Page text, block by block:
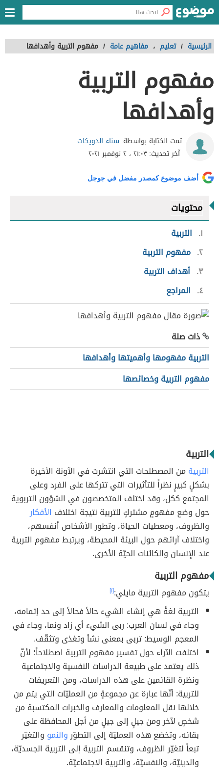
الرئيسية / تعليم ، مفاهيم عامة / مفهوم التربية وأهدافها
مفهوم التربية
وأهدافها
تمت الكتابة بواسطة:سناء الدويكات
آخر تحديث:٢١:٠٣ ، ٢ نوفمبر ٢٠٢١
أضف موضوع كمصدر مفضل في جوجل
محتويات
١
التربية
٢ مفهوم التربية
٣ أهداف التربية
٤
المراجع
ذات صلة
التربية مفهومها وأهميتها وأهدافها
مفهوم التربية وخصائصها
التربية
التربية من المصطلحات التي انتشرت في الآونة الأخيرة
بشكلٍ كبيرٍ نظراً للتأثيرات التي تتركها على الفرد وعلى
المجتمع ككل، وقد اختلف المتخصصون في الشؤون التربوية
حول وضع مفهومٍ مشتركٍ للتربية نتيجة اختلاف الأفكار
والظروف، ومعطيات الحياة، وتطور الأشخاص أنفسهم،
واختلاف آرائهم حول البيئة المحيطة، ويرتبط مفهوم التربية
عند الإنسان والكائنات الحيّة الأخرى.
مفهوم التربية
يتكون مفهوم التربية مايلي:[١]
التربية لغةً هي إنشاء الشيء حالاً فحالاً إلى حد إتمامه،
وجاء في لسان العرب: ربى الشيء أي زاد ونما، وجاء في
المعجم الوسيط: تربى بمعنى نشأ وتغذى وتثقّف.
اختلفت الآراء حول تفسير مفهوم التربية اصطلاحاً؛ لأنّ
ذلك يعتمد على طبيعة الدراسات النفسية والاجتماعية
ونظرة القائمين على هذه الدراسات، ومن التعريفات
للتربية: أنّها عبارة عن مجموعةٍ من العمليّات التي يتم من
خلالها نقل المعلومات والمعارف والخبرات المكتسبة من
شخصٍ لآخر ومن جيلٍ إلى جيلٍ من أجل المحافظة على
بقائه، وتخضع هذه العمليّة إلى التطوّروالنمو والتغيّر
تبعاً لتغيّر الظروف، وتنقسم التربية إلى التربية الجسديّة،
والدينيّة، والنفسيّة، والتربية الاجتماعيّة.